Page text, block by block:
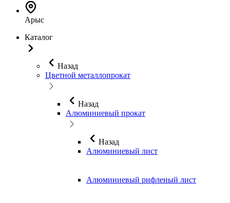
Арыс
Каталог
Назад
Цветной металлопрокат
Назад
Алюминиевый прокат
Назад
Алюминиевый лист
Алюминиевый рифленый лист